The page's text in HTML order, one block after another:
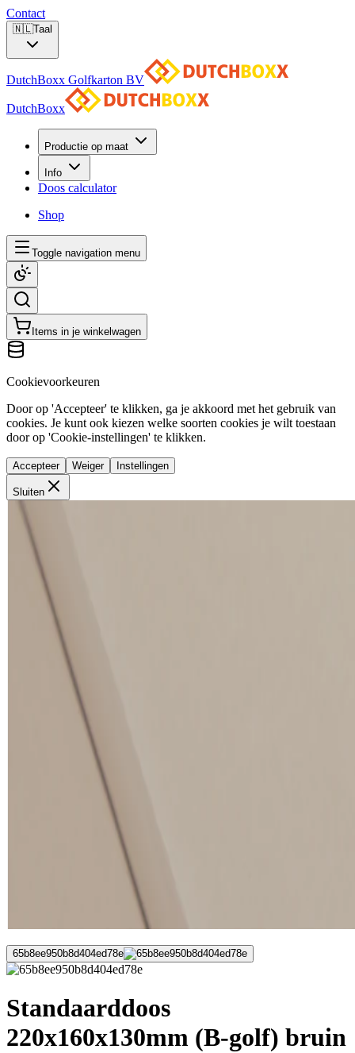
Contact
🇳🇱Taal
DutchBoxx Golfkarton BV
DutchBoxx
Productie op maat
Info
Doos calculator
Shop
Toggle navigation menu
Items in je winkelwagen
Cookievoorkeuren
Door op 'Accepteer' te klikken, ga je akkoord met het gebruik van
cookies. Je kunt ook kiezen welke soorten cookies je wilt toestaan
door op 'Cookie-instellingen' te klikken.
Accepteer Weiger Instellingen
Sluiten
65b8ee950b8d404ed78e
Standaarddoos
220x160x130mm (B-golf) bruin